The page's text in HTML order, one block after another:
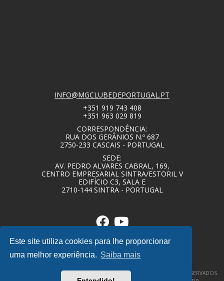
Este site utiliza cookies para lhe proporcionar
uma melhor experiência. Saiba mais
INFO@MGCLUBEDEPORTUGAL.PT
+351 919 743 408
+351 963 029 819
CORRESPONDÊNCIA:
RUA DOS GERÂNIOS N.º 687
2750-233 CASCAIS - PORTUGAL
SEDE:
AV. PEDRO ALVARES CABRAL, 169,
CENTRO EMPRESARIAL SINTRA/ESTORIL V
EDIFÍCIO C3, SALA E
2710-144 SINTRA - PORTUGAL
© COPYRIGHT 2020 – MG CLUBE DE PORTUGAL – TODOS OS DIREITOS RESERVADOS